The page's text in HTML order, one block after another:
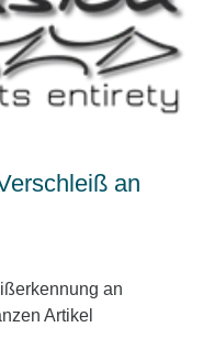
an
an
Artikel